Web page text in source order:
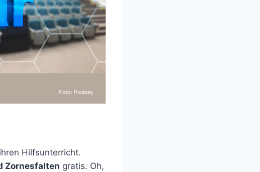
Hilfsunterricht.
Zornesfalten gratis. Oh,